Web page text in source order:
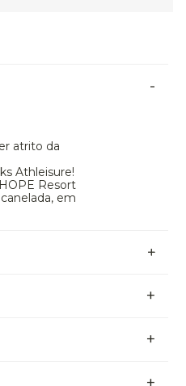
-
atrito da
Athleisure!
Resort
em
+
+